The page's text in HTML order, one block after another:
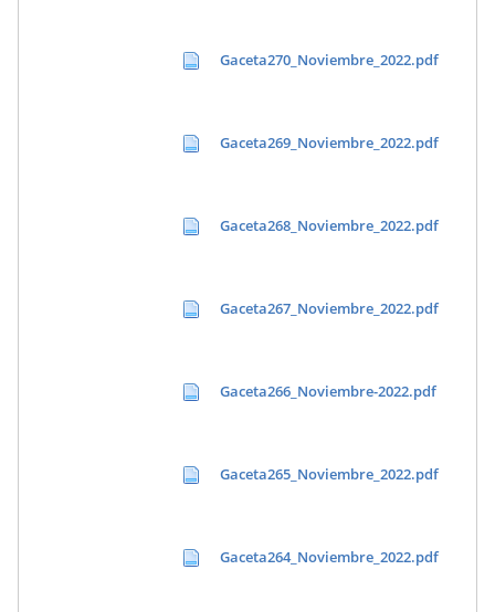
Gaceta270_Noviembre_2022.pdf
Gaceta269_Noviembre_2022.pdf
Gaceta268_Noviembre_2022.pdf
Gaceta267_Noviembre_2022.pdf
Gaceta266_Noviembre-2022.pdf
Gaceta265_Noviembre_2022.pdf
Gaceta264_Noviembre_2022.pdf